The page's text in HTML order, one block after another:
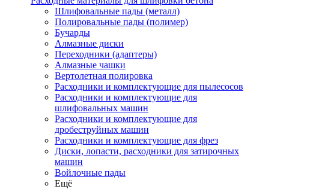
Шлифовальные пады (металл)
Полировальные пады (полимер)
Бучарды
Алмазные диски
Переходники (адаптеры)
Алмазные чашки
Вертолетная полировка
Расходники и комплектующие для пылесосов
Расходники и комплектующие для
шлифовальных машин
Расходники и комплектующие для
дробеструйных машин
Расходники и комплектующие для фрез
Диски, лопасти, расходники для затирочных
машин
Войлочные пады
Ещё